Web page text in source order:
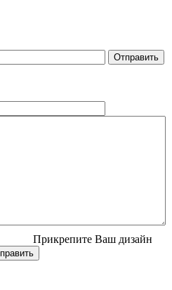
Прикрепите Ваш дизайн